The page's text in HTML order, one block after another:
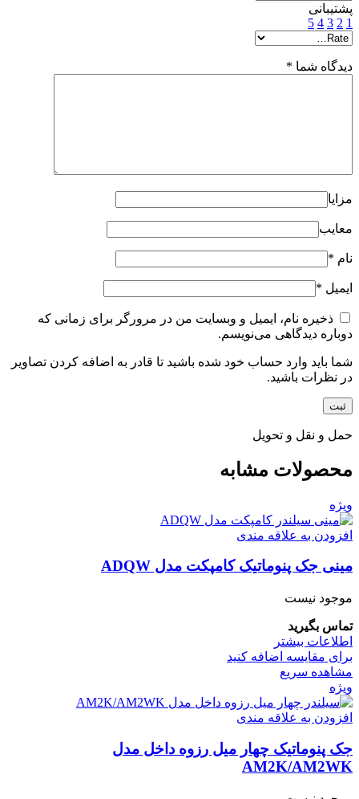
پشتیبانی
1
2
3
4
5
دیدگاه شما *
مزایا
معایب
نام *
ایمیل *
ذخیره نام، ایمیل و وبسایت من در مرورگر برای زمانی که
دوباره دیدگاهی می‌نویسم.
شما باید وارد حساب خود شده باشید تا قادر به اضافه کردن تصاویر
در نظرات باشید.
حمل و نقل و تحویل
محصولات مشابه
ویژه
افزودن به علاقه مندی
مینی جک پنوماتیک کامپکت مدل ADQW
موجود نیست
تماس بگیرید
اطلاعات بیشتر
برای مقایسه اضافه کنید
مشاهده سریع
ویژه
افزودن به علاقه مندی
جک پنوماتیک چهار میل رزوه داخل مدل
AM2K/AM2WK